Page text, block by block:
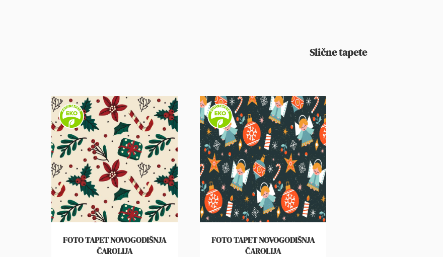
Slične tapete
FOTO TAPET NOVOGODIŠNJA
ČAROLIJA
FOTO TAPET NOVOGODIŠNJA
ČAROLIJA